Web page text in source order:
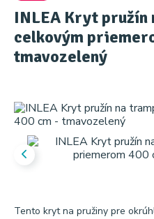
INLEA Kryt pružín
celkovým
tmavozelený
Tento kryt na pružiny pre